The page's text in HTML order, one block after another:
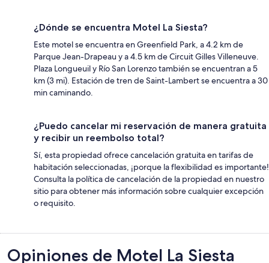
¿Dónde se encuentra Motel La Siesta?
Este motel se encuentra en Greenfield Park, a 4.2 km de
Parque Jean-Drapeau y a 4.5 km de Circuit Gilles Villeneuve.
Plaza Longueuil y Río San Lorenzo también se encuentran a 5
km (3 mi). Estación de tren de Saint-Lambert se encuentra a 30
min caminando.
¿Puedo cancelar mi reservación de manera gratuita
y recibir un reembolso total?
Sí, esta propiedad ofrece cancelación gratuita en tarifas de
habitación seleccionadas, ¡porque la flexibilidad es importante!
Consulta la política de cancelación de la propiedad en nuestro
sitio para obtener más información sobre cualquier excepción
o requisito.
Opiniones
Opiniones de Motel La Siesta